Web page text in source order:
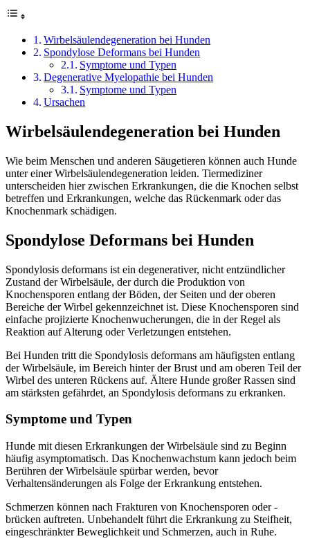
Wirbelsäulendegeneration bei Hunden
Spondylose Deformans bei Hunden
Symptome und Typen
Degenerative Myelopathie bei Hunden
Symptome und Typen
Ursachen
Wirbelsäulendegeneration bei Hunden
Wie beim Menschen und anderen Säugetieren können auch Hunde
unter einer Wirbelsäulendegeneration leiden. Tiermediziner
unterscheiden hier zwischen Erkrankungen, die die Knochen selbst
betreffen und Erkrankungen, welche das Rückenmark oder das
Knochenmark schädigen.
Spondylose Deformans bei Hunden
Spondylosis deformans ist ein degenerativer, nicht entzündlicher
Zustand der Wirbelsäule, der durch die Produktion von
Knochensporen entlang der Böden, der Seiten und der oberen
Bereiche der Wirbel gekennzeichnet ist. Diese Knochensporen sind
einfache projizierte Knochenwucherungen, die in der Regel als
Reaktion auf Alterung oder Verletzungen entstehen.
Bei Hunden tritt die Spondylosis deformans am häufigsten entlang
der Wirbelsäule, im Bereich hinter der Brust und am oberen Teil der
Wirbel des unteren Rückens auf. Ältere Hunde großer Rassen sind
am stärksten gefährdet, an Spondylosis deformans zu erkranken.
Symptome und Typen
Hunde mit diesen Erkrankungen der Wirbelsäule sind zu Beginn
häufig asymptomatisch. Das Knochenwachstum kann jedoch beim
Berühren der Wirbelsäule spürbar werden, bevor
Verhaltensänderungen als Folge der Erkrankung entstehen.
Schmerzen können nach Frakturen von Knochensporen oder -
brücken auftreten. Unbehandelt führt die Erkrankung zu Steifheit,
eingeschränkter Beweglichkeit und Schmerzen, auch in Ruhe.